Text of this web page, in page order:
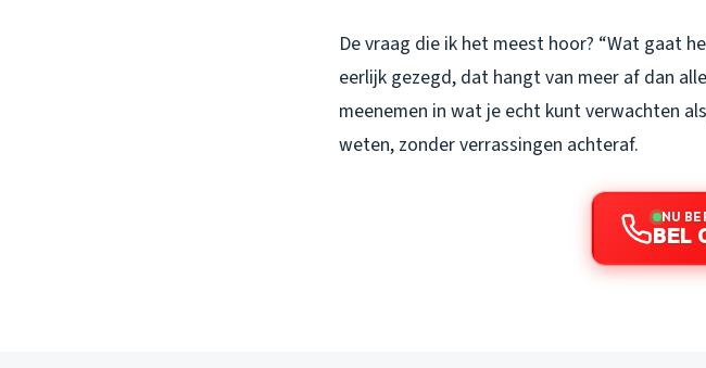
De vraag die ik het meest hoor? “Wat gaat
eerlijk gezegd, dat hangt van meer af dan
meenemen in wat je echt kunt verwachten
weten, zonder verrassingen achteraf.
NU
BEL